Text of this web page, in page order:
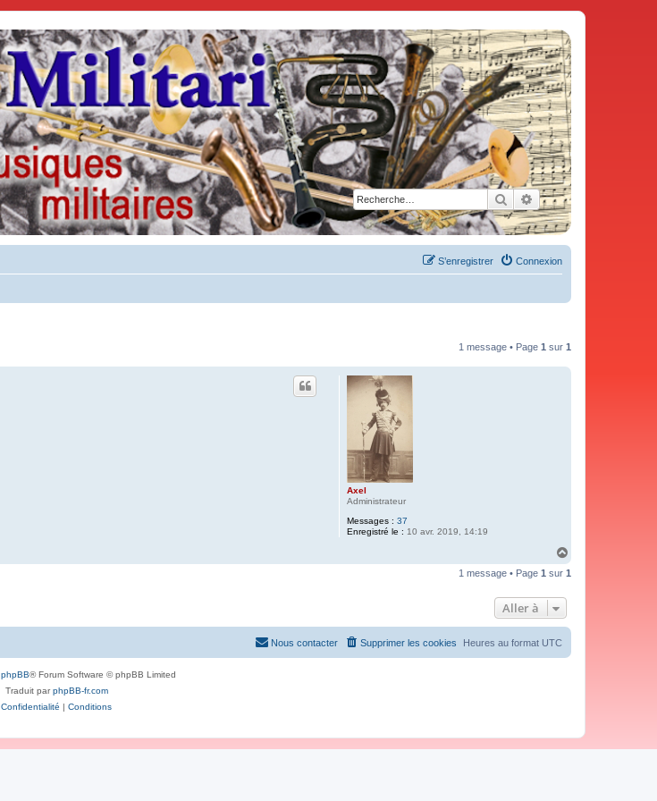
Rechercher
Recherche avancée
Connexion
S’enregistrer
1 message • Page 1 sur 1
Axel
Administrateur
Messages : 37
Enregistré le : 10 avr. 2019, 14:19
u
1 message • Page 1 sur 1
Aller à
Heures au format UTC
Supprimer les cookies
Nous contacter
phpBB® Forum Software © phpBB Limited
Traduit parphpBB-fr.com
Confidentialité | Conditions